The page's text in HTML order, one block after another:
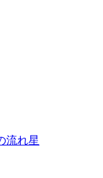
流れ星